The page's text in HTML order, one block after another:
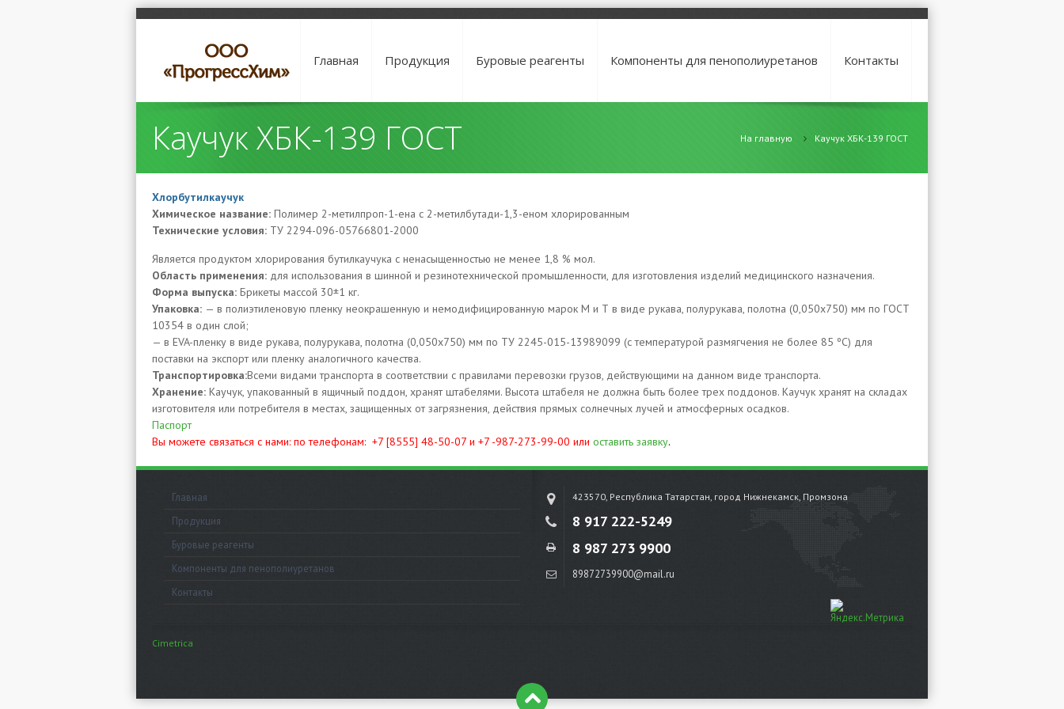
Главная Продукция Буровые реагенты Компоненты для пенополиуретанов Контакты
Каучук ХБК-139 ГОСТ На главную Каучук ХБК-139 ГОСТ
Хлорбутилкаучук
Химическое название: Полимер 2-метилпроп-1-ена с 2-метилбутади-1,3-еном хлорированным
Технические условия: ТУ 2294-096-05766801-2000
Является продуктом хлорирования бутилкаучука с ненасыщенностью не менее 1,8 % мол.
Область применения: для использования в шинной и резинотехнической промышленности, для изготовления изделий медицинского назначения.
Форма выпуска: Брикеты массой 30±1 кг.
Упаковка: — в полиэтиленовую пленку неокрашенную и немодифицированную марок М и Т в виде рукава, полурукава, полотна (0,050х750) мм по ГОСТ
10354 в один слой;
— в EVA-пленку в виде рукава, полурукава, полотна (0,050х750) мм по ТУ 2245-015-13989099 (c температурой размягчения не более 85 ºС) для
поставки на экспорт или пленку аналогичного качества.
Транспортировка:Всеми видами транспорта в соответствии с правилами перевозки грузов, действующими на данном виде транспорта.
Хранение: Каучук, упакованный в ящичный поддон, хранят штабелями. Высота штабеля не должна быть более трех поддонов. Каучук хранят на складах
изготовителя или потребителя в местах, защищенных от загрязнения, действия прямых солнечных лучей и атмосферных осадков.
Паспорт
Вы можете связаться с нами: по телефонам: +7 [8555] 48-50-07 и +7 -987-273-99-00 или оставить заявку.
Главная
Продукция
Буровые реагенты
Компоненты для пенополиуретанов
Контакты
423570, Республика Татарстан, город Нижнекамск, Промзона
8 917 222-5249
8 987 273 9900
89872739900@mail.ru
Cimetrica